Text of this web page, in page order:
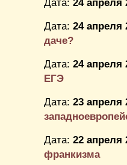
Дата: 24 апреля
Дата: 24 апреля
даче?
Дата: 24 апреля
ЕГЭ
Дата: 23 апреля
Дата: 22 апреля
франкизма